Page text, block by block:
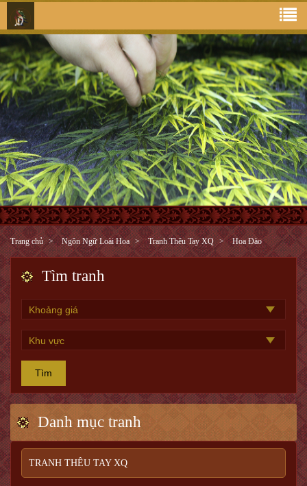
Trang chủ Ngôn Ngữ Loài Hoa Tranh Thêu Tay XQ Hoa Đào
Tìm tranh
Tìm
Danh mục tranh
TRANH THÊU TAY XQ